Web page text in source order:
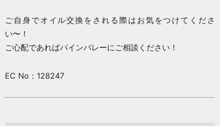
ご自身でオイル交換をされる際はお気をつけてくださ
い〜！
ご心配であればパインバレーにご相談ください！
EC No：128247